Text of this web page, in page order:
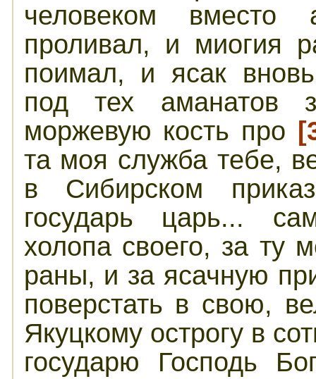
человеком вместо
проливал, и миогия
поимал, и ясак
подтех аманатов
моржевую кость про
та моя служба тебе,
в Сибирском
государь царь... с
холопа своего, за ту
раны, и за ясачную пр
поверстать в свою,
Якуцкому острогу в
государю Господь